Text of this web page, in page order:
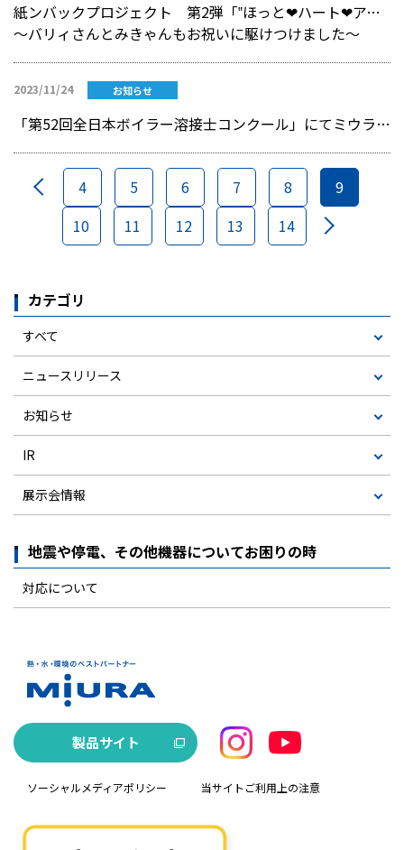
紙ンバックプロジェクト 第2弾「‟ほっと❤ハート❤アート"コンテスト」の表彰式をミウラート・ヴィレッジ で実施
～バリィさんとみきゃんもお祝いに駆けつけました～
2023/11/24 お知らせ
「第52回全日本ボイラー溶接士コンクール」にてミウラグループの製造会社の社員3名が入賞
4 5 6 7 8
9
10
11 12 13 14
カテゴリ
すべて
ニュースリリース
お知らせ
IR
展示会情報
地震や停電、その他機器についてお困りの時
対応について
製品サイト
ソーシャルメディアポリシー 当サイトご利用上の注意